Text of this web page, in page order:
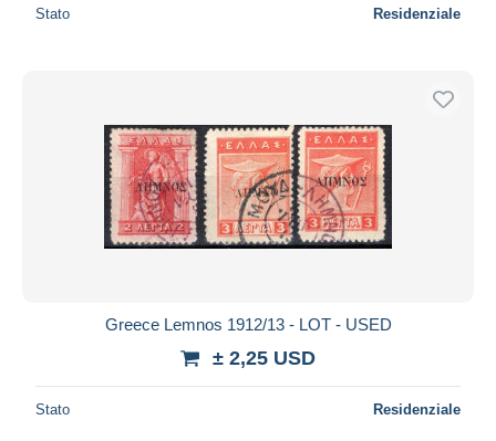
Stato Residenziale
Greece Lemnos 1912/13 - LOT - USED
± 2,25 USD
Stato Residenziale